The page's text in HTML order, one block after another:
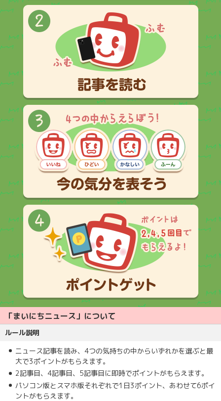
「まいにちニュース」について
ルール説明
ニュース記事を読み、4つの気持ちの中からいずれかを選ぶと最
大で3ポイントがもらえます。
2記事目、4記事目、5記事目に即時でポイントがもらえます。
パソコン版とスマホ版それぞれで1日3ポイント、あわせて6ポイ
ントがもらえます。